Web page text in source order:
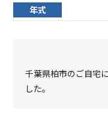
年式
千葉県柏市のご自宅
した。